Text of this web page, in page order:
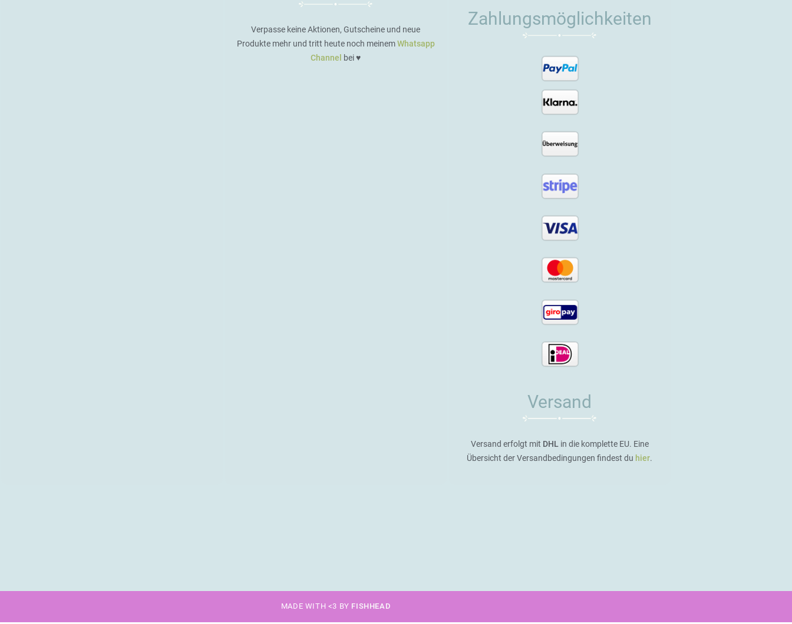
Verpasse keine Aktionen, Gutscheine und neue
Produkte mehr und tritt heute noch meinemWhatsapp
Channel
bei ♥️
Zahlungsmöglichkeiten
Versand
Versand erfolgt mit DHL in die komplette EU. Eine
Übersicht der Versandbedingungen findest du hier.
MADE WITH <3 BY FISHHEAD